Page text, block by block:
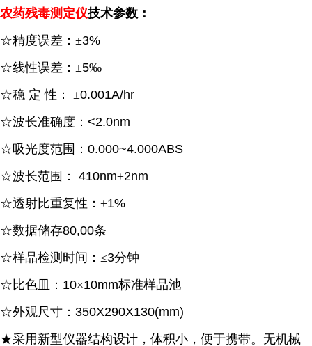
农药残毒测定仪技术参数：
☆精度误差：±3%
☆线性误差：±5‰
☆稳 定 性： ±0.001A/hr
☆波长准确度： <2.0nm
☆吸光度范围： 0.000~4.000ABS
☆波长范围：
410nm±2nm
☆透射比重复性：±1%
☆数据储存80,00条
☆样品检测时间：≤3分钟
☆比色皿： 10×10mm标准样品池
☆外观尺寸： 350X290X130(mm)
★采用新型仪器结构设计，体积小，便于携带。无机械